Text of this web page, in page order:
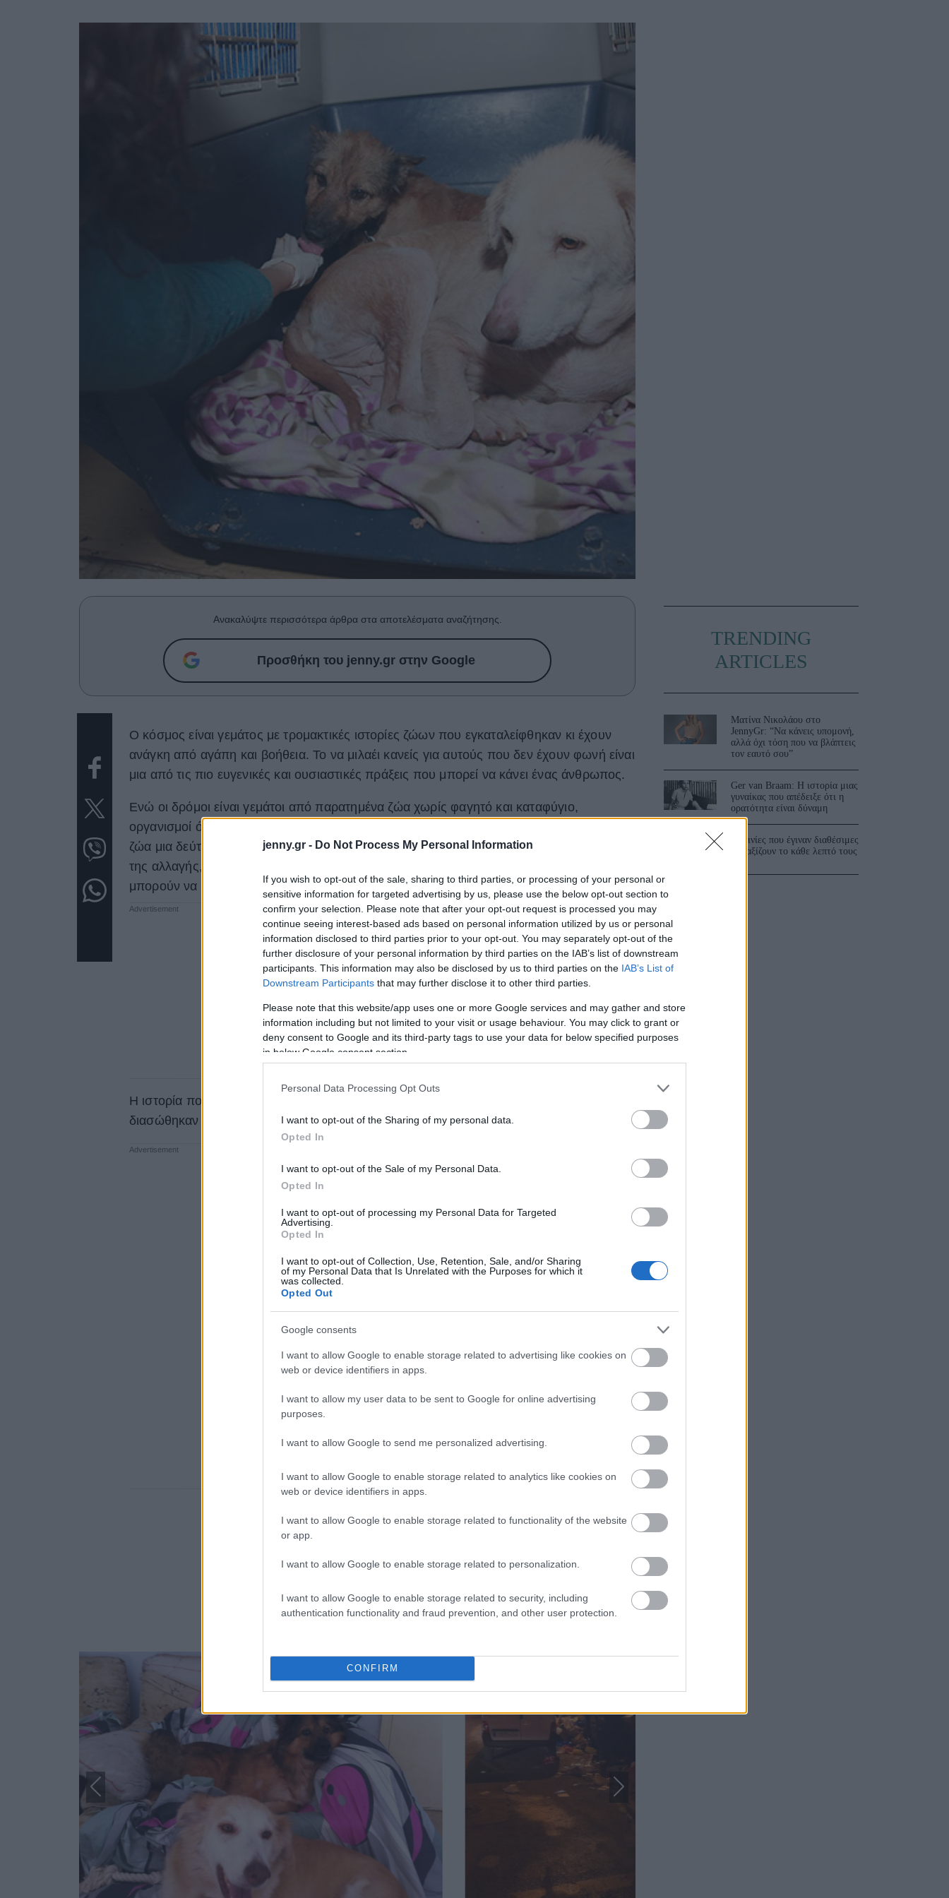
jenny.gr - Do Not Process My Personal Information
If you wish to opt-out of the sale, sharing to third parties, or processing of your personal or
sensitive information for targeted advertising by us, please use the below opt-out section to
confirm your selection. Please note that after your opt-out request is processed you may
continue seeing interest-based ads based on personal information utilized by us or personal
information disclosed to third parties prior to your opt-out. You may separately opt-out of the
further disclosure of your personal information by third parties on the IAB’s list of downstream
participants. This information may also be disclosed by us to third parties on the IAB’s List of
Downstream Participants that may further disclose it to other third parties.
Please note that this website/app uses one or more Google services and may gather and store
information including but not limited to your visit or usage behaviour. You may click to grant or
deny consent to Google and its third-party tags to use your data for below specified purposes
in below Google consent section.
Personal Data Processing Opt Outs
I want to opt-out of the Sharing of my personal data.
Opted In
I want to opt-out of the Sale of my Personal Data.
Opted In
I want to opt-out of processing my Personal Data for Targeted
Advertising.
Opted In
I want to opt-out of Collection, Use, Retention, Sale, and/or Sharing
of my Personal Data that Is Unrelated with the Purposes for which it
was collected.
Opted Out
Google consents
I want to allow Google to enable storage related to advertising like cookies on
web or device identifiers in apps.
I want to allow my user data to be sent to Google for online advertising
purposes.
I want to allow Google to send me personalized advertising.
I want to allow Google to enable storage related to analytics like cookies on
web or device identifiers in apps.
I want to allow Google to enable storage related to functionality of the website
or app.
I want to allow Google to enable storage related to personalization.
I want to allow Google to enable storage related to security, including
authentication functionality and fraud prevention, and other user protection.
CONFIRM
Success Stories
ΒΟΞ Χωρίς Ταμπέλες
Market News
Ανακαλύψτε περισσότερα άρθρα στα αποτελέσματα αναζήτησης.
Προσθήκη του jenny.gr στην Google
Ο κόσμος είναι γεμάτος με τρομακτικές ιστορίες ζώων που εγκαταλείφθηκαν κι έχουν
ανάγκη από αγάπη και βοήθεια. Το να μιλαέι κανείς για αυτούς που δεν έχουν φωνή είναι
μια από τις πιο ευγενικές και ουσιαστικές πράξεις που μπορεί να κάνει ένας άνθρωπος.
Ενώ οι δρόμοι είναι γεμάτοι από παρατημένα ζώα χωρίς φαγητό και καταφύγιο,
οργανισμοί όπως το Animals Lebanon αφιερώνουν την ενέργειά τους για να δώσουν στα
ζώα μια δεύτερη ευκαιρία στη ζωή. Κι αν νιώσετε ότι εμπνέεστε και θέλετε να γίνετε μέρος
της αλλαγής, μπορείτε πάντα να επικοινωνήσετε με τα τοπικά καταφύγια ζώων που
μπορούν να σώσουν μια ζωή πριν να είναι πολύ αργά.
Η ιστορία που ακολουθεί είναι η ιστορία των κουταβιών Hazel και Αiden, που
διασώθηκαν σε πολύ άσχημη κατάσταση από το δρόμο και ανέκαμψαν θεαματικά.
TRENDING
ARTICLES
Ματίνα Νικολάου στο
JennyGr: “Να κάνεις υπομονή,
αλλά όχι τόση που να βλάπτεις
τον εαυτό σου”
Ger van Braam: Η ιστορία μιας
γυναίκας που απέδειξε ότι η
ορατότητα είναι δύναμη
3 ταινίες που έγιναν διαθέσιμες
και αξίζουν το κάθε λεπτό τους